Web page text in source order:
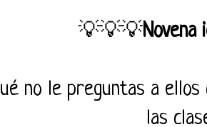
💡💡💡
no le preguntas a
las